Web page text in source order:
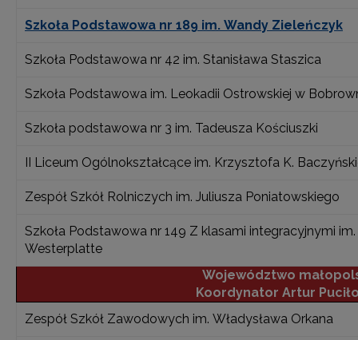
Szkoła Podstawowa nr 189 im. Wandy Zieleńczyk
Szkoła Podstawowa nr 42 im. Stanisława Staszica
Szkoła Podstawowa im. Leokadii Ostrowskiej w
Szkoła podstawowa nr 3 im. Tadeusza Kościuszki
II Liceum Ogólnokształcące im. Krzysztofa K.
Zespół Szkół Rolniczych im. Juliusza Poniatowskiego
Szkoła Podstawowa nr 149 Z klasami integracyjnymi
Westerplatte
Województwo
Koordynator Artur
Zespół Szkół Zawodowych im. Władysława Orkana